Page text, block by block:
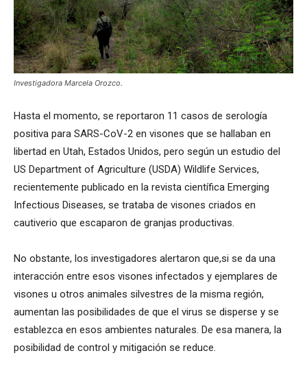
Investigadora Marcela Orozco.
Hasta el momento, se reportaron 11 casos de serología
positiva para SARS-CoV-2 en visones que se hallaban en
libertad en Utah, Estados Unidos, pero según un estudio del
US Department of Agriculture (USDA) Wildlife Services,
recientemente publicado en la revista científica Emerging
Infectious Diseases, se trataba de visones criados en
cautiverio que escaparon de granjas productivas.
No obstante, los investigadores alertaron que,si se da una
interacción entre esos visones infectados y ejemplares de
visones u otros animales silvestres de la misma región,
aumentan las posibilidades de que el virus se disperse y se
establezca en esos ambientes naturales. De esa manera, la
posibilidad de control y mitigación se reduce.